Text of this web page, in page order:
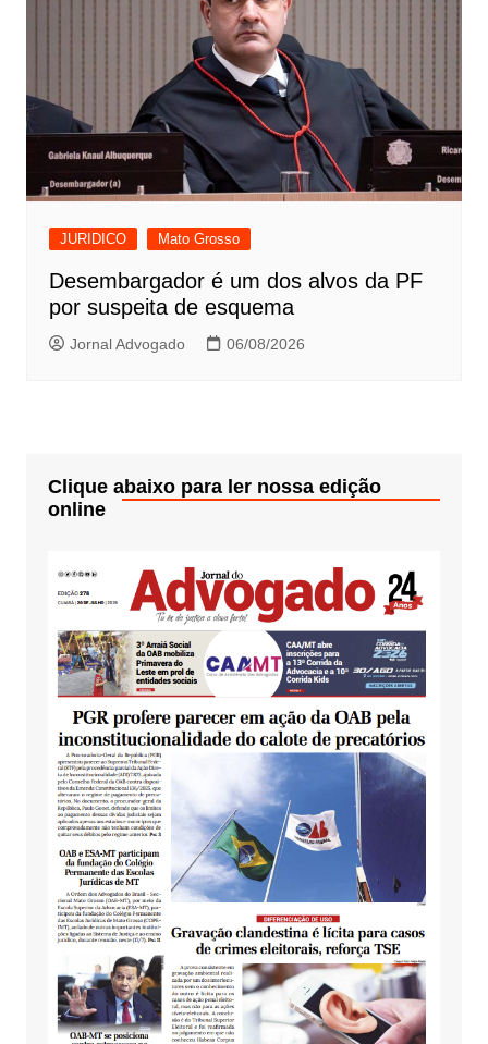
JURIDICO Mato Grosso
Desembargador é um dos alvos da PF
por suspeita de esquema
Jornal Advogado 06/08/2026
Clique abaixo para ler nossa edição
online